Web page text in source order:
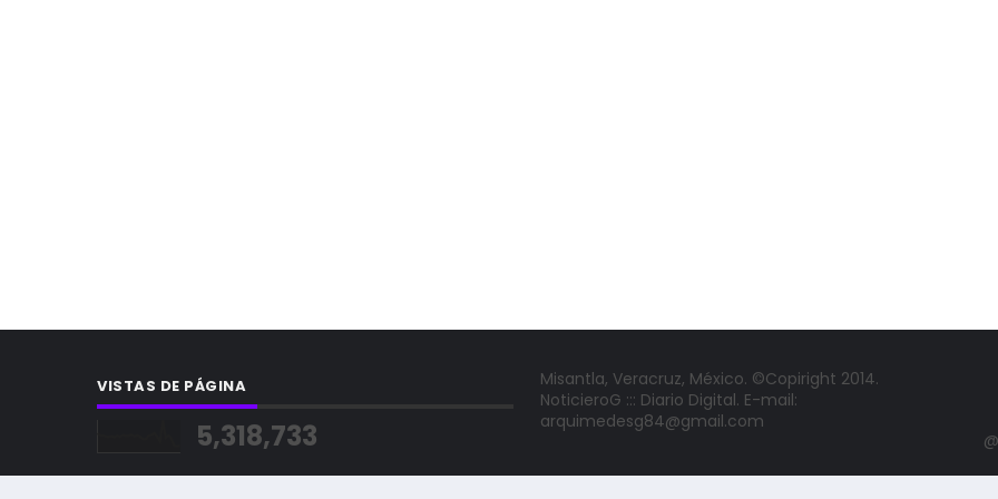
VISTAS DE PÁGINA
5,318,733
Misantla, Veracruz, México. ©Copiright 2014.
NoticieroG ::: Diario Digital. E-mail:
arquimedesg84@gmail.com